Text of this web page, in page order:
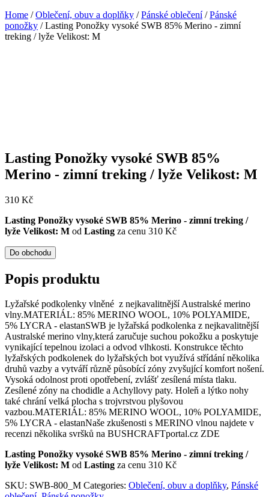
Home /Oblečení, obuv a doplňky /Pánské oblečení/Pánské
ponožky / Lasting Ponožky vysoké SWB 85% Merino - zimní
treking / lyže Velikost: M
Lasting Ponožky vysoké SWB 85%
Merino - zimní treking / lyže Velikost: M
310 Kč
Lasting Ponožky vysoké SWB 85% Merino - zimní treking /
lyže Velikost: M od Lasting za cenu 310 Kč
Do obchodu
Popis produktu
Lyžařské podkolenky vlněné z nejkavalitnější Australské merino
vlny.MATERIÁL: 85% MERINO WOOL, 10% POLYAMIDE,
5% LYCRA - elastanSWB je lyžařská podkolenka z nejkavalitnější
Australské merino vlny,která zaručuje suchou pokožku a poskytuje
vynikající tepelnou izolaci a odvod vlhkosti. Konstrukce těchto
lyžařských podkolenek do lyžařských bot využívá střídání několika
druhů vazby a vytváří různě působící zóny zvyšující komfort nošení.
Vysoká odolnost proti opotřebení, zvlášť zesílená místa tlaku.
Zesílené zóny na chodidle a Achyllovy paty. Holeň a lýtko nohy
také chrání velká plocha s trojvrstvou plyšovou
vazbou.MATERIÁL: 85% MERINO WOOL, 10% POLYAMIDE,
5% LYCRA - elastanNaše zkušenosti s MERINO vlnou najdete v
recenzi několika svršků na BUSHCRAFTportal.cz ZDE
Lasting Ponožky vysoké SWB 85% Merino - zimní treking /
lyže Velikost: M od Lasting za cenu 310 Kč
SKU: SWB-800_M Categories: Oblečení, obuv a doplňky, Pánské